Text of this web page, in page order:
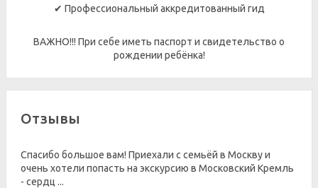
✔ Профессиональный аккредитованный гид
ВАЖНО!!! При себе иметь паспорт и свидетельство о
рождении ребёнка!
Отзывы
Спасибо большое вам! Приехали с семьёй в Москву и
очень хотели попасть на экскурсию в Московский Кремль
- сердц ...